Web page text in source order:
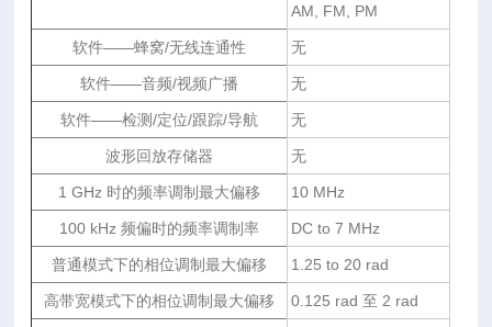
AM, FM, PM
软件——蜂窝/无线连通性 无
软件——音频/视频广播 无
软件——检测/定位/跟踪/导航 无
波形回放存储器 无
1 GHz 时的频率调制最大偏移 10 MHz
100 kHz 频偏时的频率调制率 DC to 7 MHz
普通模式下的相位调制最大偏移 1.25 to 20 rad
高带宽模式下的相位调制最大偏移 0.125 rad 至 2 rad